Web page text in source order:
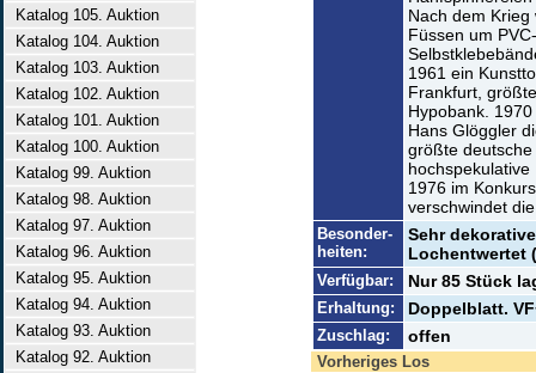
Katalog 105. Auktion
Katalog 104. Auktion
Katalog 103. Auktion
Katalog 102. Auktion
Katalog 101. Auktion
Katalog 100. Auktion
Katalog 99. Auktion
Katalog 98. Auktion
Katalog 97. Auktion
Katalog 96. Auktion
Katalog 95. Auktion
Katalog 94. Auktion
Katalog 93. Auktion
Katalog 92. Auktion
Nach dem
Füssen um
1961 ein
Frankfurt,
Hypobank.
Hans Glöggler
größte
1976 im
verschwindet
Besonder-
heiten:
Sehr
Lochentwertet
Verfügbar: Nur 85 Stück
Erhaltung: Doppelblatt.
Zuschlag: offen
Vorheriges Los